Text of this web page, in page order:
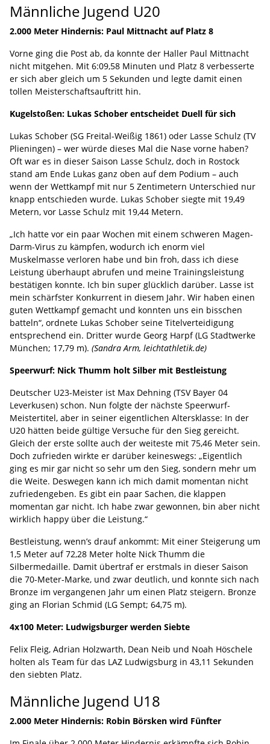
Männliche Jugend U20
2.000 Meter Hindernis: Paul Mittnacht auf Platz 8
Vorne ging die Post ab, da konnte der Haller Paul Mittnacht
nicht mitgehen. Mit 6:09,58 Minuten und Platz 8 verbesserte
er sich aber gleich um 5 Sekunden und legte damit einen
tollen Meisterschaftsauftritt hin.
Kugelstoßen: Lukas Schober entscheidet Duell für sich
Lukas Schober (SG Freital-Weißig 1861) oder Lasse Schulz (TV
Plieningen) – wer würde dieses Mal die Nase vorne haben?
Oft war es in dieser Saison Lasse Schulz, doch in Rostock
stand am Ende Lukas ganz oben auf dem Podium – auch
wenn der Wettkampf mit nur 5 Zentimetern Unterschied nur
knapp entschieden wurde. Lukas Schober siegte mit 19,49
Metern, vor Lasse Schulz mit 19,44 Metern.
„Ich hatte vor ein paar Wochen mit einem schweren Magen-
Darm-Virus zu kämpfen, wodurch ich enorm viel
Muskelmasse verloren habe und bin froh, dass ich diese
Leistung überhaupt abrufen und meine Trainingsleistung
bestätigen konnte. Ich bin super glücklich darüber. Lasse ist
mein schärfster Konkurrent in diesem Jahr. Wir haben einen
guten Wettkampf gemacht und konnten uns ein bisschen
batteln“, ordnete Lukas Schober seine Titelverteidigung
entsprechend ein. Dritter wurde Georg Harpf (LG Stadtwerke
München; 17,79 m). (Sandra Arm, leichtathletik.de)
Speerwurf: Nick Thumm holt Silber mit Bestleistung
Deutscher U23-Meister ist Max Dehning (TSV Bayer 04
Leverkusen) schon. Nun folgte der nächste Speerwurf-
Meistertitel, aber in seiner eigentlichen Altersklasse: In der
U20 hätten beide gültige Versuche für den Sieg gereicht.
Gleich der erste sollte auch der weiteste mit 75,46 Meter sein.
Doch zufrieden wirkte er darüber keineswegs: „Eigentlich
ging es mir gar nicht so sehr um den Sieg, sondern mehr um
die Weite. Deswegen kann ich mich damit momentan nicht
zufriedengeben. Es gibt ein paar Sachen, die klappen
momentan gar nicht. Ich habe zwar gewonnen, bin aber nicht
wirklich happy über die Leistung.“
Bestleistung, wenn’s drauf ankommt: Mit einer Steigerung um
1,5 Meter auf 72,28 Meter holte Nick Thumm die
Silbermedaille. Damit übertraf er erstmals in dieser Saison
die 70-Meter-Marke, und zwar deutlich, und konnte sich nach
Bronze im vergangenen Jahr um einen Platz steigern. Bronze
ging an Florian Schmid (LG Sempt; 64,75 m).
4x100 Meter: Ludwigsburger werden Siebte
Felix Fleig, Adrian Holzwarth, Dean Neib und Noah Höschele
holten als Team für das LAZ Ludwigsburg in 43,11 Sekunden
den siebten Platz.
Männliche Jugend U18
2.000 Meter Hindernis: Robin Börsken wird Fünfter